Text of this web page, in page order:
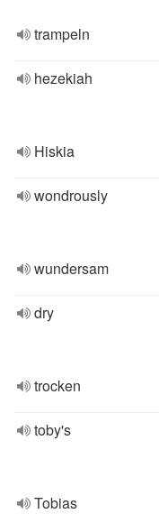
trampeln
hezekiah
Hiskia
wondrously
wundersam
dry
trocken
toby's
Tobias